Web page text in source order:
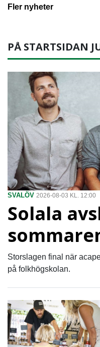
Fler nyheter
PÅ STARTSIDAN
SVALÖV 2026-08-03 KL. 12:00
Solala
Storslagen final när
på folkhögskolan.